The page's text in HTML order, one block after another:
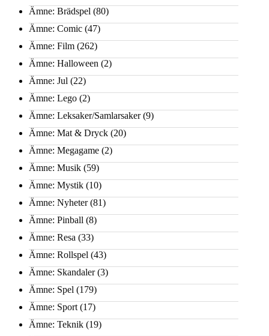
Ämne: Brädspel (80)
Ämne: Comic (47)
Ämne: Film (262)
Ämne: Halloween (2)
Ämne: Jul (22)
Ämne: Lego (2)
Ämne: Leksaker/Samlarsaker(9)
Ämne: Mat & Dryck (20)
Ämne: Megagame (2)
Ämne: Musik (59)
Ämne: Mystik (10)
Ämne: Nyheter(81)
Ämne: Pinball (8)
Ämne: Resa (33)
Ämne: Rollspel (43)
Ämne: Skandaler(3)
Ämne: Spel (179)
Ämne: Sport (17)
Ämne: Teknik (19)